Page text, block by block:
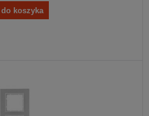
do koszyka